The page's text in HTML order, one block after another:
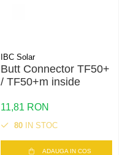
IBC Solar
Butt Connector TF50+
/ TF50+m inside
11,81 RON
80 IN STOC
ADAUGA IN COS